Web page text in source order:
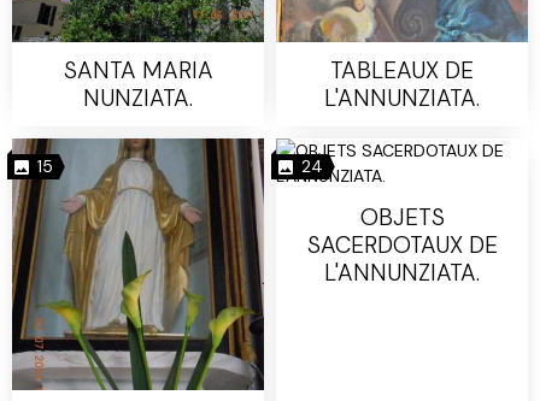
SANTA MARIA
NUNZIATA.
TABLEAUX DE
L'ANNUNZIATA.
15 24
OBJETS
SACERDOTAUX DE
L'ANNUNZIATA.